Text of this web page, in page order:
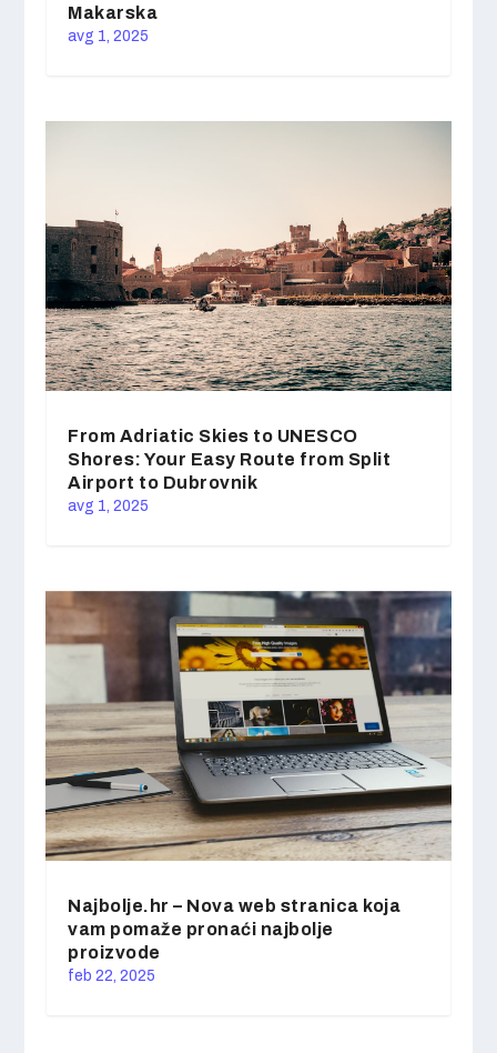
Makarska
avg 1, 2025
From Adriatic Skies to UNESCO
Shores: Your Easy Route from Split
Airport to Dubrovnik
avg 1, 2025
Najbolje.hr – Nova web stranica koja
vam pomaže pronaći najbolje
proizvode
feb 22, 2025